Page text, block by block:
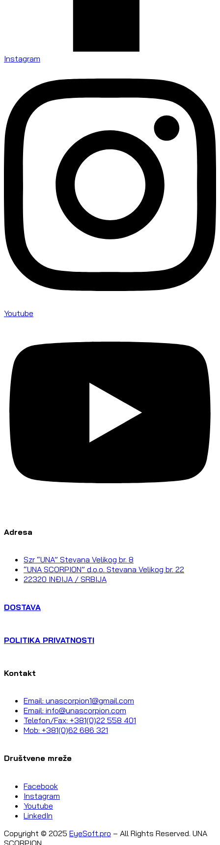
Instagram
Youtube
Adresa
Szr “UNA” Stevana Velikog br. 8
“UNA SCORPION” d.o.o. Stevana Velikog br. 22
22320 INĐIJA / SRBIJA
DOSTAVA
POLITIKA PRIVATNOSTI
Kontakt
Email: unascorpion1@gmail.com
Email: info@unascorpion.com
Telefon/Fax: +381(0)22 558 401
Mob: +381(0)62 686 321
Društvene mreže
Facebook
Instagram
Youtube
LinkedIn
Copyright © 2025 EyeSoft.pro – All Rights Reserved. UNA
SCORPION.